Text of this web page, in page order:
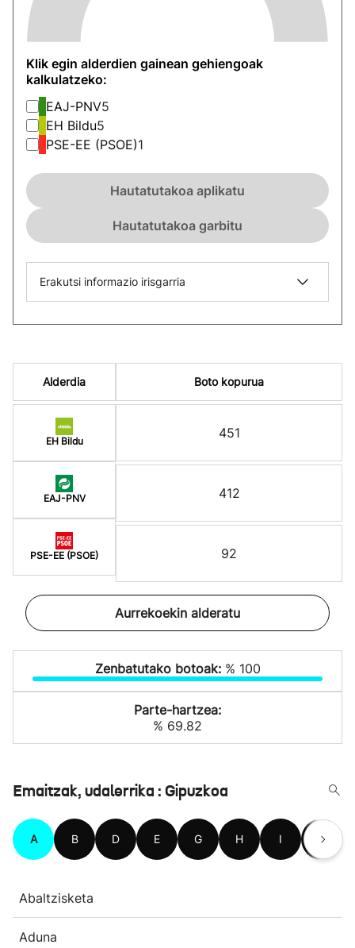
Klik egin alderdien gainean gehiengoak
kalkulatzeko:
EAJ-PNV5
EH Bildu5
PSE-EE (PSOE)1
Hautatutakoa aplikatu
Hautatutakoa garbitu
Erakutsi informazio irisgarria
Alderdia
EH Bildu
EAJ-PNV
PSE-EE (PSOE)
Boto kopurua
451
412
92
Aurrekoekin alderatu
Zenbatutako botoak: % 100
Parte-hartzea:
% 69.82
Emaitzak, udalerrika : Gipuzkoa
A B D E G H I L
Abaltzisketa
Aduna